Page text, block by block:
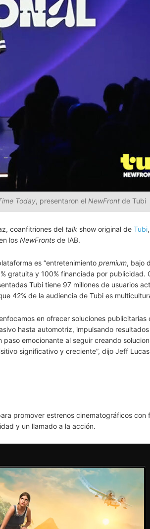
Today, presentaron el NewFront de Tubi
coanfitriones del talk show original de Tubi,
los NewFronts de IAB.
es “entretenimiento premium, bajo
gratuita y 100% financiada por publicidad.
Tubi tiene 97 millones de usuarios
42% de la audiencia de Tubi es
en ofrecer soluciones publicitarias
hasta automotriz, impulsando
emocionante al seguir creando
significativo y creciente”, dijo Jeff
promover estrenos cinematográficos con
y un llamado a la acción.